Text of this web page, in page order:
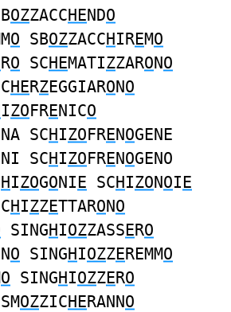
OZZACCHENDO
O SBOZZACCHIREMO
RO SCHEMATIZZARONO
HERZEGGIARONO
IZOFRENICO
SCHIZOFRENOGENE
SCHIZOFRENOGENO
HIZOGONIE SCHIZONOIE
HIZZETTARONO
SINGHIOZZASSERO
O SINGHIOZZEREMMO
O SINGHIOZZERO
SMOZZICHERANNO